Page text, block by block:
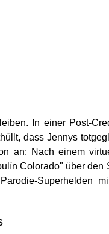
In einer Post-
dass Jennys
an: Nach einem
Colorado" über den
Superhelden